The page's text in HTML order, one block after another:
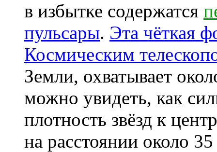
в избытке содержатся
пульсары. Эта чёткая
Космическим
Земли, охватывает
можно увидеть, как
плотность звёзд к
на расстоянии около